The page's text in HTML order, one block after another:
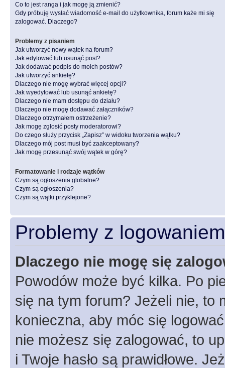
Co to jest ranga i jak mogę ją zmienić?
Gdy próbuję wysłać wiadomość e-mail do użytkownika, forum każe mi się
zalogować. Dlaczego?
Problemy z pisaniem
Jak utworzyć nowy wątek na forum?
Jak edytować lub usunąć post?
Jak dodawać podpis do moich postów?
Jak utworzyć ankietę?
Dlaczego nie mogę wybrać więcej opcji?
Jak wyedytować lub usunąć ankietę?
Dlaczego nie mam dostępu do działu?
Dlaczego nie mogę dodawać załączników?
Dlaczego otrzymałem ostrzeżenie?
Jak mogę zgłosić posty moderatorowi?
Do czego służy przycisk „Zapisz” w widoku tworzenia wątku?
Dlaczego mój post musi być zaakceptowany?
Jak mogę przesunąć swój wątek w górę?
Formatowanie i rodzaje wątków
Czym są ogłoszenia globalne?
Czym są ogłoszenia?
Czym są wątki przyklejone?
Problemy z
Dlaczego nie mogę się
Powodów może być kilka. Po
się na tym forum? Jeżeli nie, to
konieczna, aby móc się
nie możesz się zalogować, to
i Twoje hasło są prawidłowe.